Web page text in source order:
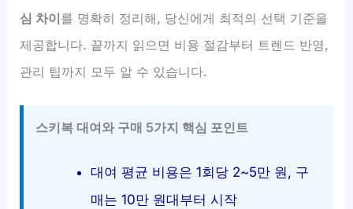
심 차이를 명확히 정리해, 당신에게 최적의 선택 기준을
제공합니다. 끝까지 읽으면 비용 절감부터 트렌드 반영,
관리 팁까지 모두 알 수 있습니다.
스키복 대여와 구매 5가지 핵심 포인트
대여 평균 비용은 1회당 2~5만 원, 구
매는 10만 원대부터 시작